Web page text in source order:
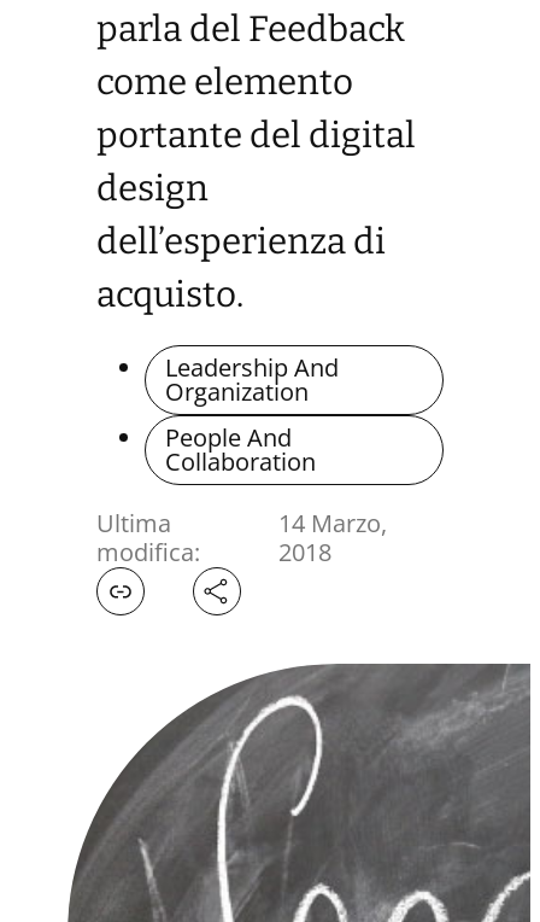
parla del Feedback
come elemento
portante del digital
design
dell’esperienza di
acquisto.
Leadership And
Organization
People And
Collaboration
Ultima
modifica:
14 Marzo,
2018